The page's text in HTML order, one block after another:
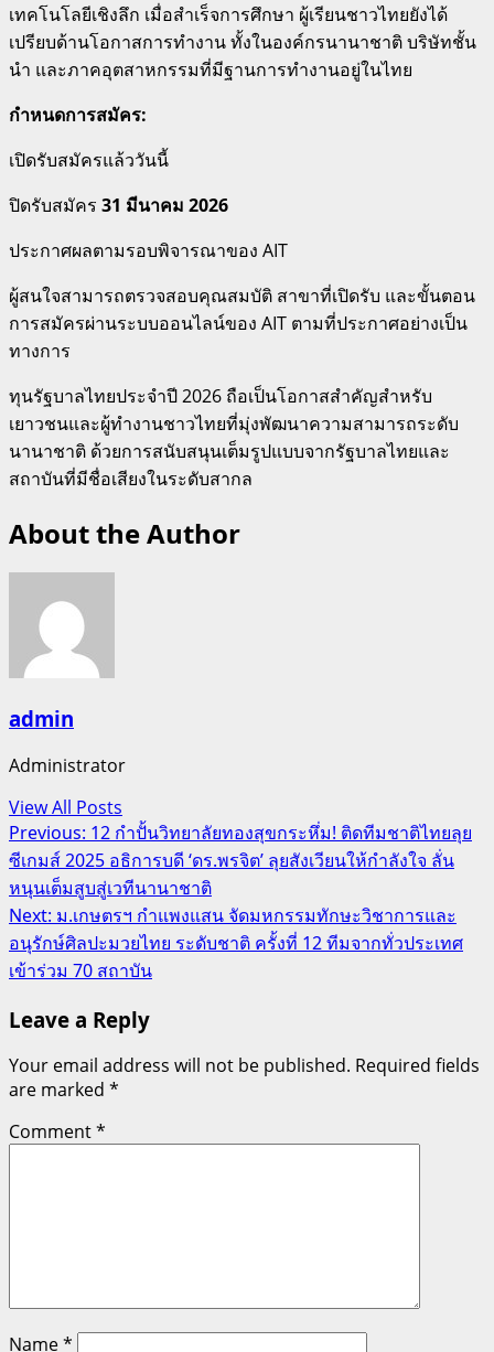
เทคโนโลยีเชิงลึก เมื่อสำเร็จการศึกษา ผู้เรียนชาวไทยยังได้
เปรียบด้านโอกาสการทำงาน ทั้งในองค์กรนานาชาติ บริษัทชั้น
นำ และภาคอุตสาหกรรมที่มีฐานการทำงานอยู่ในไทย
กำหนดการสมัคร:
เปิดรับสมัครแล้ววันนี้
ปิดรับสมัคร 31 มีนาคม 2026
ประกาศผลตามรอบพิจารณาของ AIT
ผู้สนใจสามารถตรวจสอบคุณสมบัติ สาขาที่เปิดรับ และขั้นตอน
การสมัครผ่านระบบออนไลน์ของ AIT ตามที่ประกาศอย่างเป็น
ทางการ
ทุนรัฐบาลไทยประจำปี 2026 ถือเป็นโอกาสสำคัญสำหรับ
เยาวชนและผู้ทำงานชาวไทยที่มุ่งพัฒนาความสามารถระดับ
นานาชาติ ด้วยการสนับสนุนเต็มรูปแบบจากรัฐบาลไทยและ
สถาบันที่มีชื่อเสียงในระดับสากล
About the Author
admin
Administrator
View All Posts
Post
navigation
Previous: 12 กำปั้นวิทยาลัยทองสุขกระหึ่ม! ติดทีมชาติไทยลุย
ซีเกมส์ 2025 อธิการบดี ‘ดร.พรจิต’ ลุยสังเวียนให้กำลังใจ ลั่น
หนุนเต็มสูบสู่เวทีนานาชาติ
Next: ม.เกษตรฯ กำแพงแสน จัดมหกรรมทักษะวิชาการและ
อนุรักษ์ศิลปะมวยไทย ระดับชาติ ครั้งที่ 12 ทีมจากทั่วประเทศ
เข้าร่วม 70 สถาบัน
Leave a Reply
Your email address will not be published. Required fields
are marked *
Comment*
Name*